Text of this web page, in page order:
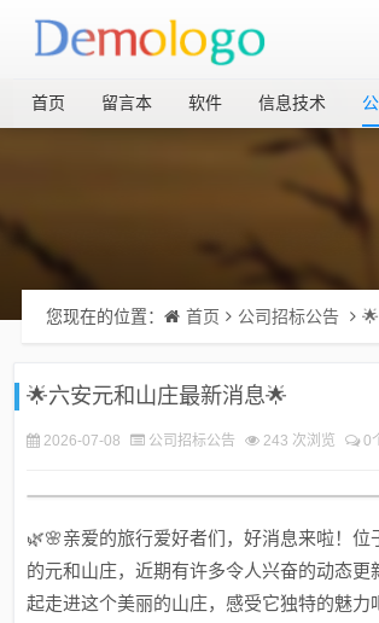
首页 留言本 软件 信息技术
您现在的位置： 首页 公司招标公告 ​​🌟
​​🌟六安元和山庄最新消息🌟
2026-07-08 公司招标公告 243 次浏览 0
🌿🌸亲爱的旅行爱好者们，好消息来啦！位
的元和山庄，近期有许多令人兴奋的动态更
起走进这个美丽的山庄，感受它独特的魅力